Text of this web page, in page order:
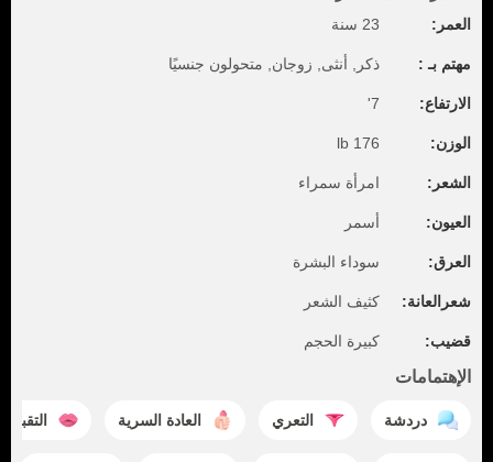
العمر: 23 سنة
مهتم بـ : ذكر, أنثى, زوجان, متحولون جنسيًا
الارتفاع: 7'
الوزن: 176 lb
الشعر: امرأة سمراء
العيون: أسمر
العرق: سوداء البشرة
شعرالعانة: كثيف الشعر
قضيب: كبيرة الحجم
الإهتمامات
دردشة التعري العادة السرية التقبيل